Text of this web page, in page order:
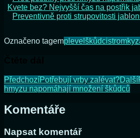
Kvete bez? Nejvyšší čas na postřik
Preventivně proti strupovitosti
Označeno tagemplevelškůdcistromky
PředchozíPotřebují vrby zalévat?Další
hmyzu napomáhají množení škůdců
Komentáře
Napsat komentář